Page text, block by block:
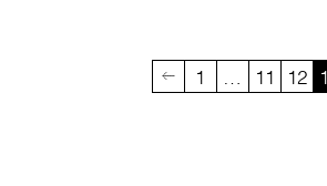
1 11 12